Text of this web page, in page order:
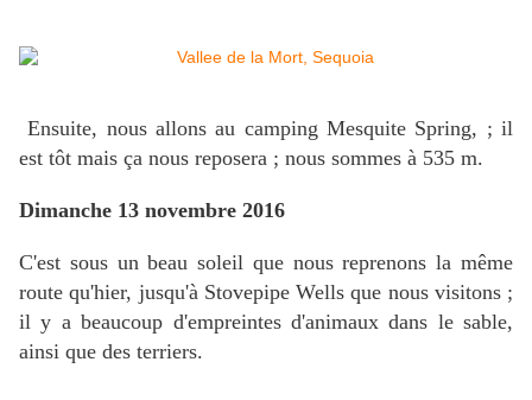
Ensuite, nous allons au camping Mesquite Spring, ; il
est tôt mais ça nous reposera ; nous sommes à 535 m.
Dimanche 13 novembre 2016
C'est sous un beau soleil que nous reprenons la même
route qu'hier, jusqu'à Stovepipe Wells que nous visitons ;
il y a beaucoup d'empreintes d'animaux dans le sable,
ainsi que des terriers.